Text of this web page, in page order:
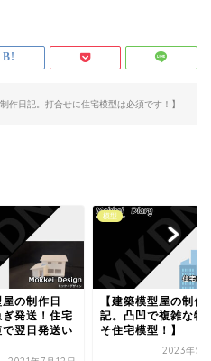
作日記。打合せに住宅模型は必須です！】
屋の制作日
雑な物件こ
】
模型
【建築模型屋の制作
記。48棟目の物件！
うすぐプラチナ会員